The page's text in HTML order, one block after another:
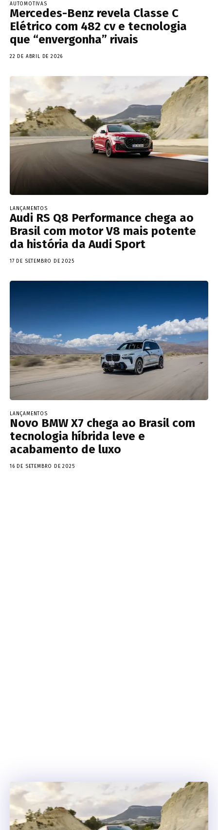
AUTOMOTIVAS
Mercedes-Benz revela Classe C
Elétrico com 482 cv e tecnologia
que “envergonha” rivais
22 DE ABRIL DE 2026
LANÇAMENTOS
Audi RS Q8 Performance chega ao
Brasil com motor V8 mais potente
da história da Audi Sport
17 DE SETEMBRO DE 2025
LANÇAMENTOS
Novo BMW X7 chega ao Brasil com
tecnologia híbrida leve e
acabamento de luxo
16 DE SETEMBRO DE 2025